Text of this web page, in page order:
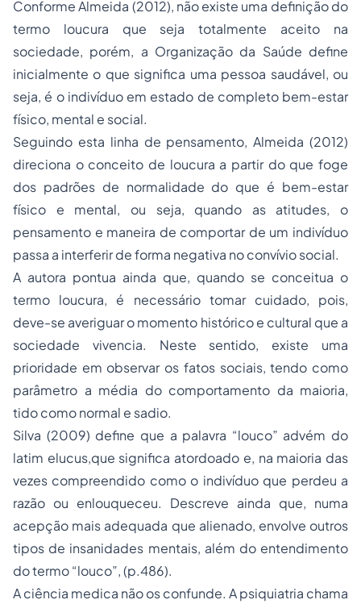
Conforme Almeida (2012), não existe uma definição do
termo loucura que seja totalmente aceito na
sociedade, porém, a Organização da Saúde define
inicialmente o que significa uma pessoa saudável, ou
seja, é o indivíduo em estado de completo bem-estar
físico, mental e social.
Seguindo esta linha de pensamento, Almeida (2012)
direciona o conceito de loucura a partir do que foge
dos padrões de normalidade do que é bem-estar
físico e mental, ou seja, quando as atitudes, o
pensamento e maneira de comportar de um indivíduo
passa a interferir de forma negativa no convívio social.
A autora pontua ainda que, quando se conceitua o
termo loucura, é necessário tomar cuidado, pois,
deve-se averiguar o momento histórico e cultural que a
sociedade vivencia. Neste sentido, existe uma
prioridade em observar os fatos sociais, tendo como
parâmetro a média do comportamento da maioria,
tido como normal e sadio.
Silva (2009) define que a palavra “louco” advém do
latim elucus,que significa atordoado e, na maioria das
vezes compreendido como o indivíduo que perdeu a
razão ou enlouqueceu. Descreve ainda que, numa
acepção mais adequada que alienado, envolve outros
tipos de insanidades mentais, além do entendimento
do termo “louco”, (p.486).
A ciência medica não os confunde. A psiquiatria chama